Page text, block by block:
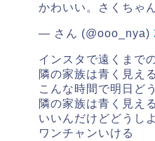
かわいい。さくちゃん
— さん (@ooo_nya)
インスタで遠くまで
隣の家族は青く見え
こんな時間で明日ど
隣の家族は青く見え
いいんだけどどうし
ワンチャンいける